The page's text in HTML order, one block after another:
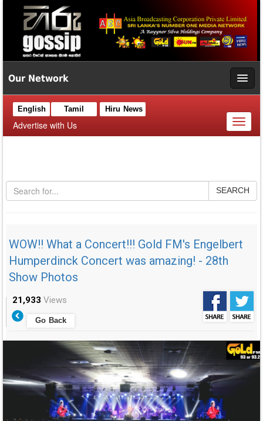
Our Network
English Tamil Hiru News
Advertise with Us
Toggle
SEARCH
WOW!! What a Concert!!! Gold FM's Engelbert
Humperdinck Concert was amazing! - 28th
Show Photos
21,933 Views
Go Back